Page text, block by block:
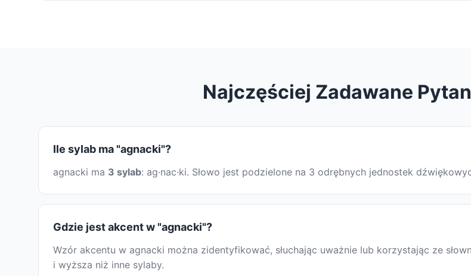
Najczęściej Zadawane
Ile sylab ma "agnacki"?
agnacki ma 3 sylab: ag·nac·ki. Słowo jest podzielone na 3 odrębnych jednostek
Gdzie jest akcent w "agnacki"?
Wzór akcentu w agnacki można zidentyfikować, słuchając uważnie lub korzystając ze
i wyższa niż inne sylaby.